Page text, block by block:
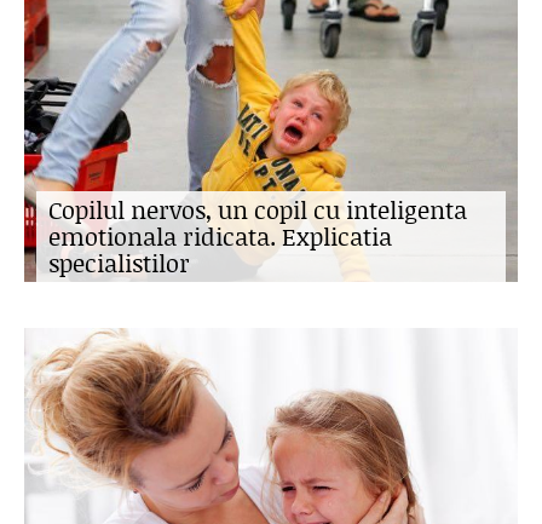
Copilul nervos, un copil cu inteligenta
emotionala ridicata. Explicatia
specialistilor